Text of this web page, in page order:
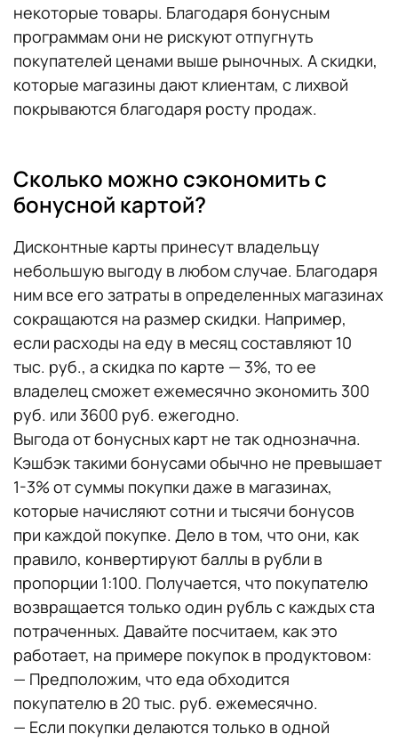
некоторые товары. Благодаря бонусным
программам они не рискуют отпугнуть
покупателей ценами выше рыночных. А скидки,
которые магазины дают клиентам, с лихвой
покрываются благодаря росту продаж.
Сколько можно сэкономить с
бонусной картой?
Дисконтные карты принесут владельцу
небольшую выгоду в любом случае. Благодаря
ним все его затраты в определенных магазинах
сокращаются на размер скидки. Например,
если расходы на еду в месяц составляют 10
тыс. руб., а скидка по карте — 3%, то ее
владелец сможет ежемесячно экономить 300
руб. или 3600 руб. ежегодно.
Выгода от бонусных карт не так однозначна.
Кэшбэк такими бонусами обычно не превышает
1-3% от суммы покупки даже в магазинах,
которые начисляют сотни и тысячи бонусов
при каждой покупке. Дело в том, что они, как
правило, конвертируют баллы в рубли в
пропорции 1:100. Получается, что покупателю
возвращается только один рубль с каждых ста
потраченных. Давайте посчитаем, как это
работает, на примере покупок в продуктовом:
— Предположим, что еда обходится
покупателю в 20 тыс. руб. ежемесячно.
— Если покупки делаются только в одной